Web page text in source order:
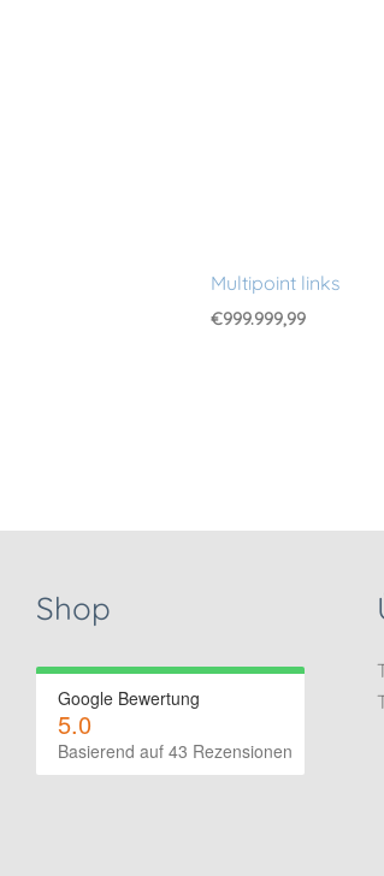
Multipoint links
€999.999,99
Shop
Google Bewertung
5.0
Basierend auf 43 Rezensionen